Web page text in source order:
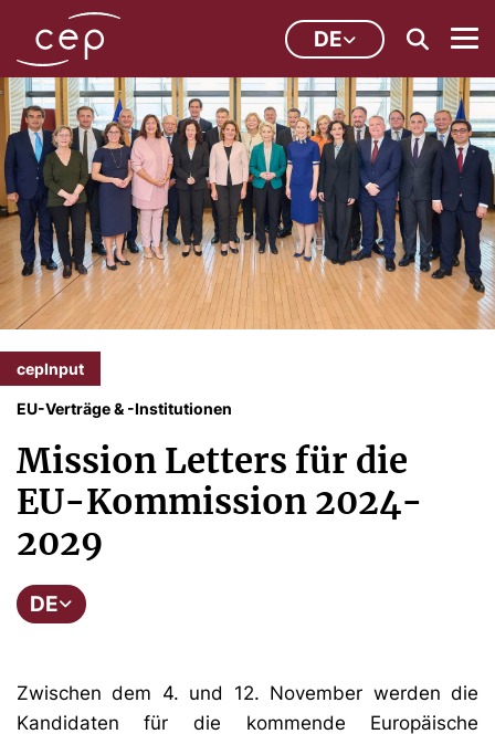
DE
cepInput
EU-Verträge & -Institutionen
Mission Letters für die
EU-Kommission 2024-
2029
DE
Zwischen dem 4. und 12. November werden die
Kandidaten für die kommende Europäische